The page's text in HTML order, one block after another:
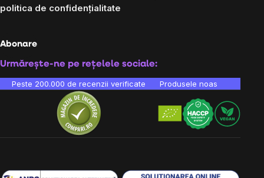
politica de confidențialitate
Abonare
Urmărește-ne pe rețelele sociale:
Peste 200.000 de recenzii verificate Produsele noastre sunt